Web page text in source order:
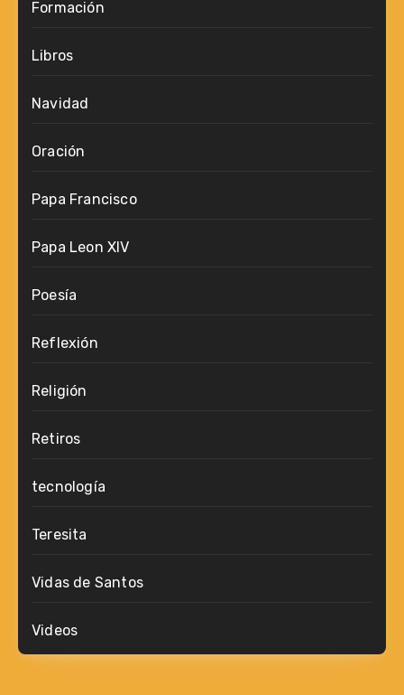
Formación
Libros
Navidad
Oración
Papa Francisco
Papa Leon XIV
Poesía
Reflexión
Religión
Retiros
tecnología
Teresita
Vidas de Santos
Videos